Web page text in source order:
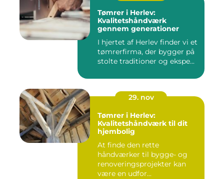
Tømrer i Herlev:
Kvalitetshåndværk
gennem generationer
I hjertet af Herlev finder vi et
tømrerfirma, der bygger på
stolte traditioner og ekspe...
29. nov
Tømrer i Herlev:
Kvalitetshåndværk til dit
hjembolig
At finde den rette
håndværker til bygge- og
renoveringsprojekter kan
være en udfor...